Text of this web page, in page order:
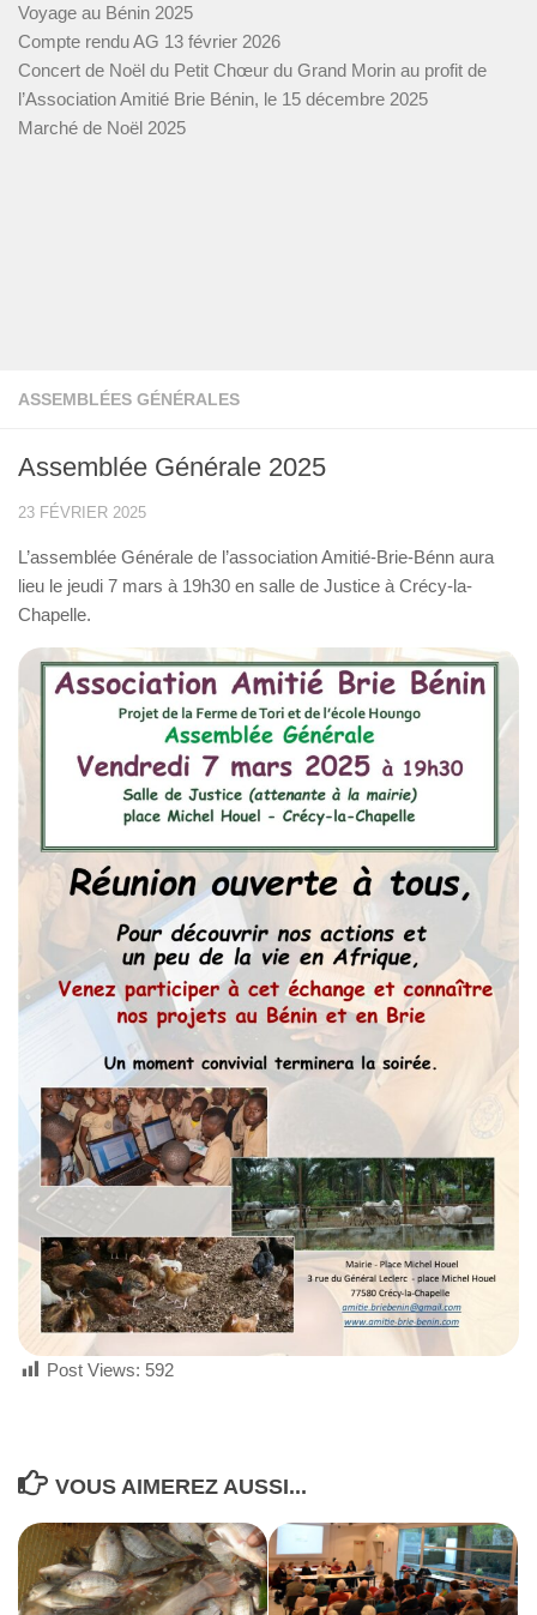
ASSEMBLÉES GÉNÉRALES
Assemblée Générale 2025
23 FÉVRIER 2025
L’assemblée Générale de l’association Amitié-Brie-Bénn aura
lieu le jeudi 7 mars à 19h30 en salle de Justice à Crécy-la-
Chapelle.
Post Views: 592
VOUS AIMEREZ AUSSI...
Voyage au Bénin 2025
Compte rendu AG 13 février 2026
Concert de Noël du Petit Chœur du Grand Morin au profit de
l’Association Amitié Brie Bénin, le 15 décembre 2025
Marché de Noël 2025